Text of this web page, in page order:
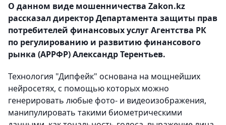
О данном виде мошенничества Zakon.kz
рассказал директор Департамента защиты прав
потребителей финансовых услуг Агентства РК
по регулированию и развитию финансового
рынка (АРРФР) Александр Терентьев.
Технология "Дипфейк" основана на мощнейших
нейросетях, с помощью которых можно
генерировать любые фото- и видеоизображения,
манипулировать такими биометрическими